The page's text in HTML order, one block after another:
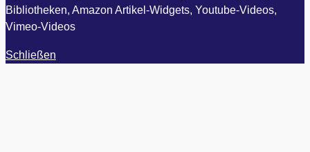
Bibliotheken, Amazon Artikel-Widgets, Youtube-Videos,
Vimeo-Videos
Schließen